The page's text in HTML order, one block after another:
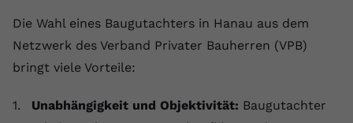
Die Wahl eines Baugutachters in Hanau aus dem
Netzwerk des Verband Privater Bauherren (VPB)
bringt viele Vorteile:
Unabhängigkeit und Objektivität: Baugutachter
Zweck
Dieser von YouTube gesetzte Cookie
registriert eine eindeutige ID, um
Daten darüber zu speichern, welche